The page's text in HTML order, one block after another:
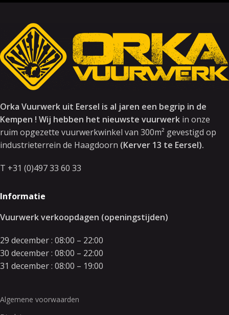
Orka Vuurwerk uit Eersel is al jaren een begrip in de
Kempen ! Wij hebben het nieuwste vuurwerk in onze
ruim opgezette vuurwerkwinkel van 300m² gevestigd op
industrieterrein de Haagdoorn (Kerver 13 te Eersel).
T +31 (0)497 33 60 33
Informatie
Vuurwerk verkoopdagen (openingstijden)
29 december : 08:00 – 22:00
30 december : 08:00 – 22:00
31 december : 08:00 – 19:00
Algemene voorwaarden